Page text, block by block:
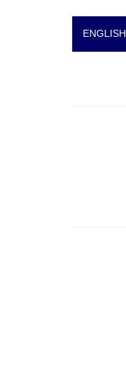
ENGLISH